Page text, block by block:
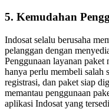
5. Kemudahan
Indosat selalu berusaha
pelanggan dengan
Penggunaan layanan paket
hanya perlu membeli salah
registrasi, dan paket siap
memantau penggunaan
aplikasi Indosat yang